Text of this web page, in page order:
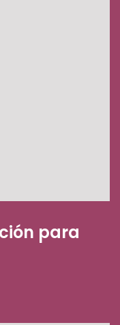
para